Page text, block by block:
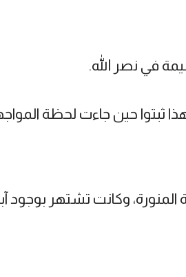
في نصر الله.
ثبتوا حين جاءت لحظة
وكانت تشتهر بوجود